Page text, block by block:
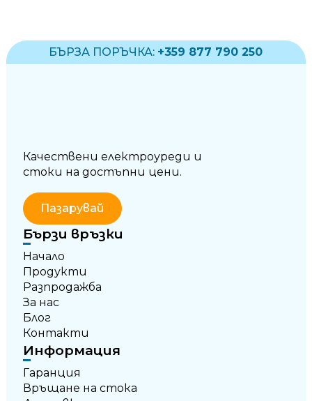
БЪРЗА ПОРЪЧКА: +359 877 790 250
Качествени електроуреди и
стоки на достъпни цени.
Пазарувай
Бързи връзки
Начало
Продукти
Разпродажба
За нас
Блог
Контакти
Информация
Гаранция
Връщане на стока